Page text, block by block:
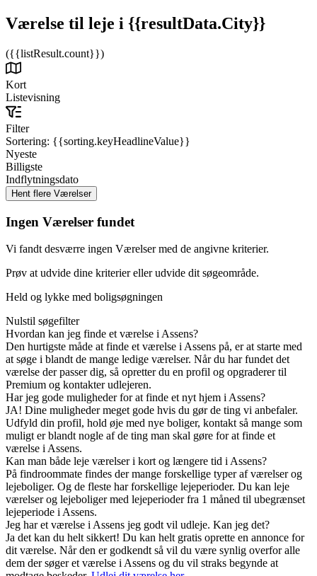
Værelse til leje i {{resultData.City}}
({{listResult.count}})
Kort
Listevisning
Filter
Sortering: {{sorting.keyHeadlineValue}}
Nyeste
Billigste
Indflytningsdato
Ingen Værelser fundet
Vi fandt desværre ingen Værelser med de angivne kriterier.
Prøv at udvide dine kriterier eller udvide dit søgeområde.
Held og lykke med boligsøgningen
Nulstil søgefilter
Hvordan kan jeg finde et værelse i Assens?
Den hurtigste måde at finde et værelse i Assens på, er at starte med
at søge i blandt de mange ledige værelser. Når du har fundet det
værelse der passer dig, så opretter du en profil og opgraderer til
Premium og kontakter udlejeren.
Har jeg gode muligheder for at finde et nyt hjem i Assens?
JA! Dine muligheder meget gode hvis du gør de ting vi anbefaler.
Udfyld din profil, hold øje med nye boliger, kontakt så mange som
muligt er blandt nogle af de ting man skal gøre for at finde et
værelse i Assens.
Kan man både leje værelser i kort og længere tid i Assens?
På findroommate findes der mange forskellige typer af værelser og
lejeboliger. Og de fleste har forskellige lejeperioder. Du kan leje
værelser og lejeboliger med lejeperioder fra 1 måned til ubegrænset
lejeperiode i Assens.
Jeg har et værelse i Assens jeg godt vil udleje. Kan jeg det?
Ja det kan du helt sikkert! Du kan helt gratis oprette en annonce for
dit værelse. Når den er godkendt så vil du være synlig overfor alle
dem der søger et værelse i Assens og du vil straks begynde at